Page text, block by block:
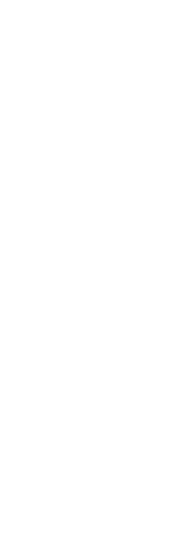
おります。 お気軽にお問い合わせ、ま